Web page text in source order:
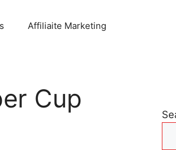
Affiliaite Marketing
Cup